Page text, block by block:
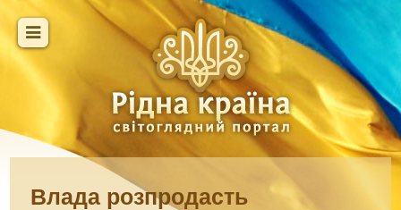
Влада розпродасть